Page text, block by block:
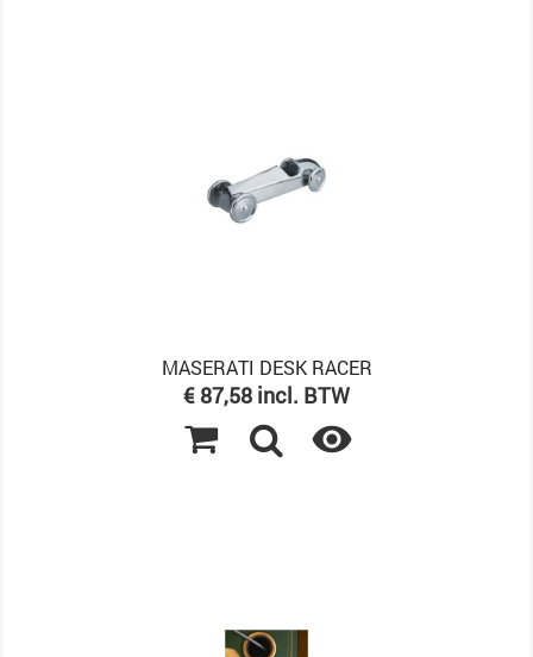
MASERATI DESK RACER
Prijs
€ 87,58 incl. BTW
